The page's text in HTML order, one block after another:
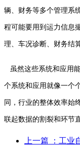
辆、财务等多个管理系
程可能要用到运力信息
理、车况诊断、财务结
虽然这些系统和应用
个系统和应用就像一个
同，行业的整体效率始
联起数据的割裂和环节
上一篇
：工业